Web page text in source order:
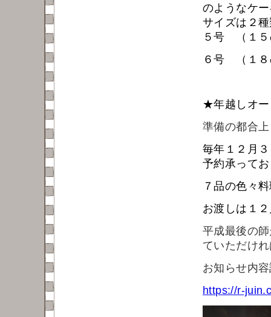
のようなケ
サイズは２
５号 （１
６号 （１
★年越しオ
準備の都合
毎年１２月
予約承って
７品の色々
お渡しは１
平成最後の
ていただけ
お知らせ内
https://r-